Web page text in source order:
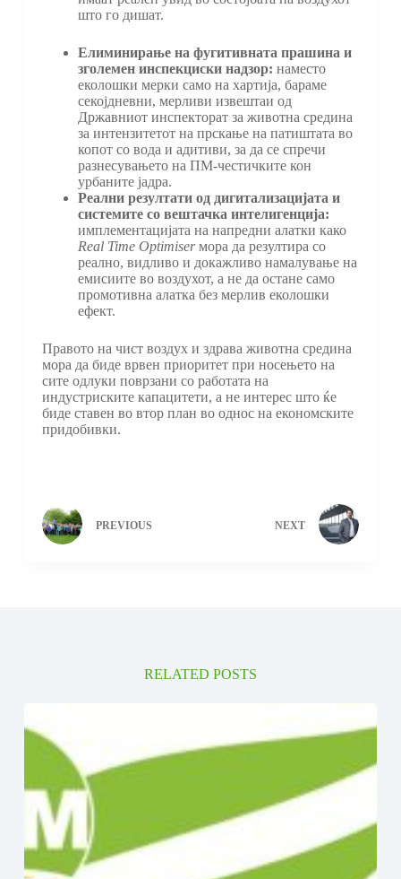
што го дишат.
Елиминирање на фугитивната прашина и
зголемен инспекциски надзор: наместо
еколошки мерки само на хартија, бараме
секојдневни, мерливи извештаи од
Државниот инспекторат за животна средина
за интензитетот на прскање на патиштата во
копот со вода и адитиви, за да се спречи
разнесувањето на ПМ-честичките кон
урбаните јадра.
Реални резултати од дигитализацијата и
системите со вештачка интелигенција:
имплементацијата на напредни алатки како
Real Time Optimiserмора да резултира со
реално, видливо и докажливо намалување на
емисиите во воздухот, а не да остане само
промотивна алатка без мерлив еколошки
ефект.
Правото на чист воздух и здрава животна средина
мора да биде врвен приоритет при носењето на
сите одлуки поврзани со работата на
индустриските капацитети, а не интерес што ќе
биде ставен во втор план во однос на економските
придобивки.
PREVIOUS NEXT
RELATED POSTS